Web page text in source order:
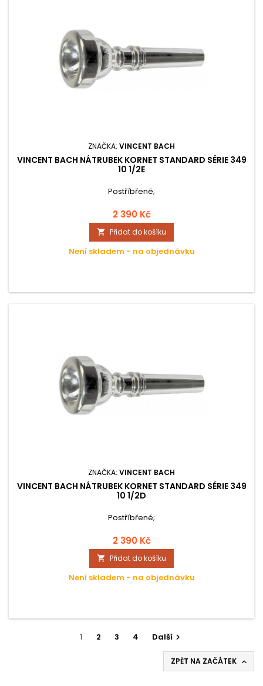
ZNAČKA: VINCENT BACH
VINCENT BACH NÁTRUBEK KORNET STANDARD SÉRIE 349
10 1/2E
Postříbřené;
2 390 Kč
 Přidat do košíku
Není skladem - na objednávku
ZNAČKA: VINCENT BACH
VINCENT BACH NÁTRUBEK KORNET STANDARD SÉRIE 349
10 1/2D
Postříbřené;
2 390 Kč
 Přidat do košíku
Není skladem - na objednávku
1 2 3 4 Další 
ZPĚT NA ZAČÁTEK 